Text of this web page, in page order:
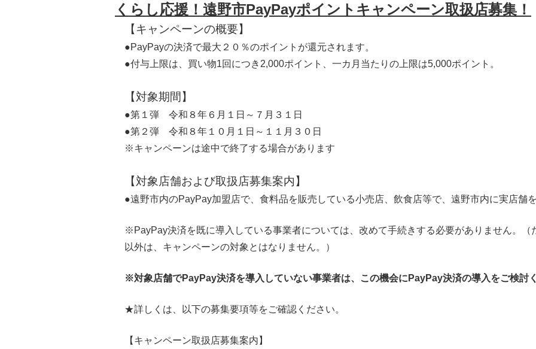
くらし応援！遠野市PayPayポイントキャンペーン取扱店募集！
【キャンペーンの概要】
●PayPayの決済で最大２０％のポイントが還元されます。
●付与上限は、買い物1回につき2,000ポイント、一カ月当たりの上限は5,000ポイント。
【対象期間】
●第１弾 令和８年６月１日～７月３１日
●第２弾 令和８年１０月１日～１１月３０日
※キャンペーンは途中で終了する場合があります
【対象店舗および取扱店募集案内】
●遠野市内のPayPay加盟店で、食料品を販売している小売店、飲食店等で、遠野市内に実店舗
※PayPay決済を既に導入している事業者については、改めて手続きする必要がありません。（
以外は、キャンペーンの対象とはなりません。）
※対象店舗でPayPay決済を導入していない事業者は、この機会にPayPay決済の導入をご検討く
★詳しくは、以下の募集要項等をご確認ください。
【キャンペーン取扱店募集案内】